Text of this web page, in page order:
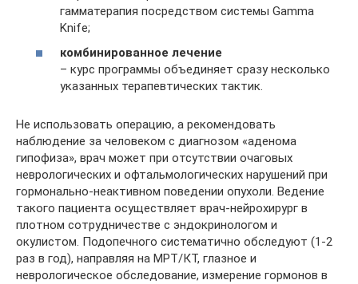
гамматерапия посредством системы Gamma
Knife;
комбинированное лечение
– курс программы объединяет сразу несколько
указанных терапевтических тактик.
Не использовать операцию, а рекомендовать
наблюдение за человеком с диагнозом «аденома
гипофиза», врач может при отсутствии очаговых
неврологических и офтальмологических нарушений при
гормонально-неактивном поведении опухоли. Ведение
такого пациента осуществляет врач-нейрохирург в
плотном сотрудничестве с эндокринологом и
окулистом. Подопечного систематично обследуют (1-2
раз в год), направляя на МРТ/КТ, глазное и
неврологическое обследование, измерение гормонов в